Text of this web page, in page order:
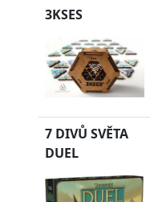
3KSES
7 DIVŮ SVĚTA
DUEL